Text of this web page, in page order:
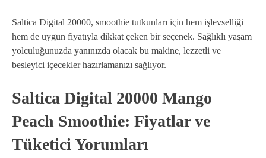
Saltica Digital 20000, smoothie tutkunları için hem işlevselliği
hem de uygun fiyatıyla dikkat çeken bir seçenek. Sağlıklı yaşam
yolculuğunuzda yanınızda olacak bu makine, lezzetli ve
besleyici içecekler hazırlamanızı sağlıyor.
Saltica Digital 20000 Mango
Peach Smoothie: Fiyatlar ve
Tüketici Yorumları